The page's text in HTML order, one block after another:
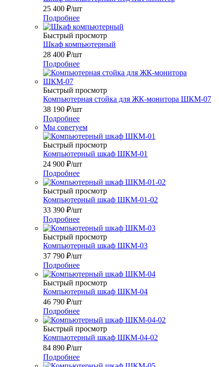
25 400 ₽/шт
Подробнее
Быстрый просмотр
Шкаф компьютерный
28 400 ₽/шт
Подробнее
Быстрый просмотр
Компьютерная стойка для ЖК-монитора ШКМ-07
38 190 ₽/шт
Подробнее
Мы советуем
Быстрый просмотр
Компьютерный шкаф ШКМ-01
24 900 ₽/шт
Подробнее
Быстрый просмотр
Компьютерный шкаф ШКМ-01-02
33 390 ₽/шт
Подробнее
Быстрый просмотр
Компьютерный шкаф ШКМ-03
37 790 ₽/шт
Подробнее
Быстрый просмотр
Компьютерный шкаф ШКМ-04
46 790 ₽/шт
Подробнее
Быстрый просмотр
Компьютерный шкаф ШКМ-04-02
84 890 ₽/шт
Подробнее